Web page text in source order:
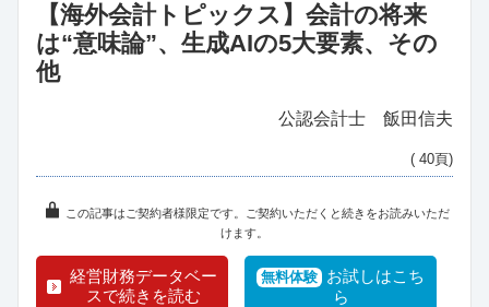
【海外会計トピックス】会計の将来
は“意味論”、生成AIの5大要素、その
他
公認会計士 飯田信夫
( 40頁)
この記事はご契約者様限定です。ご契約いただくと続きをお読みいただ
けます。
経営財務データベー
スで続きを読む
無料体験 お試しはこち
ら